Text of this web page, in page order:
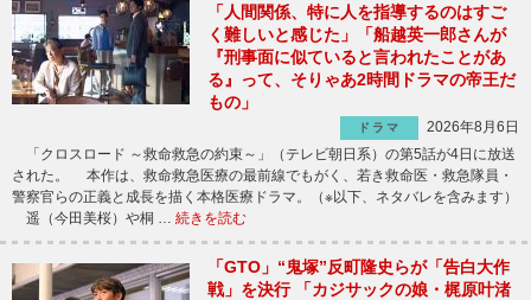
「人間関係、特に人を指導するのはすご
く難しいと感じた」「船越英一郎さんが
『刑事面に似ていると言われたことがあ
る』って、そりゃあ2時間ドラマの帝王だ
もの」
ドラマ
2026年8月6日
「クロスロード ～救命救急の約束～」（テレビ朝日系）の第5話が4日に放送
された。 本作は、救命救急医療の最前線でもがく、若き救命医・救急隊員・
警察官らの正義と成長を描く本格医療ドラマ。（※以下、ネタバレを含みます）
遥（今田美桜）や桐 … 続きを読む
「GTO」“鬼塚”反町隆史らが「告白大作
戦」を決行 「カジサックの娘・梶原叶渚